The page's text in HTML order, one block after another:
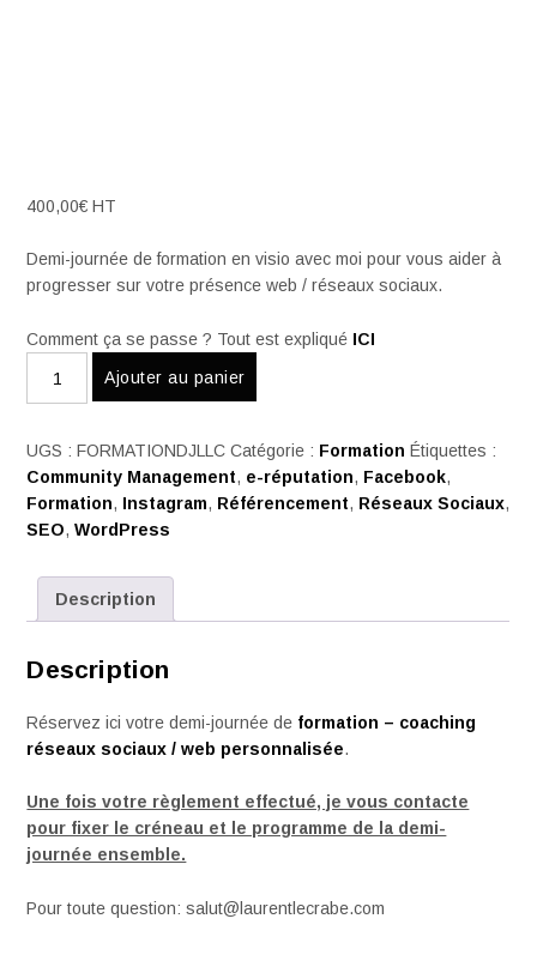
400,00€ HT
Demi-journée de formation en visio avec moi pour vous aider à
progresser sur votre présence web / réseaux sociaux.
Comment ça se passe ? Tout est expliqué ICI
WEB
/
RÉSEAUX
SOCIAUX
CONSEILS
PERSONNALISÉS
-
Ajouter au panier
UGS :FORMATIONDJLLC Catégorie : Formation Étiquettes :
Community Management, e-réputation, Facebook,
Formation, Instagram, Référencement, Réseaux Sociaux,
SEO,WordPress
Description
Description
Réservez ici votre demi-journée de formation – coaching
réseaux sociaux / web personnalisée.
Une fois votre règlement effectué, je vous contacte
pour fixer le créneau et le programme de la demi-
journée ensemble.
Pour toute question: salut@laurentlecrabe.com